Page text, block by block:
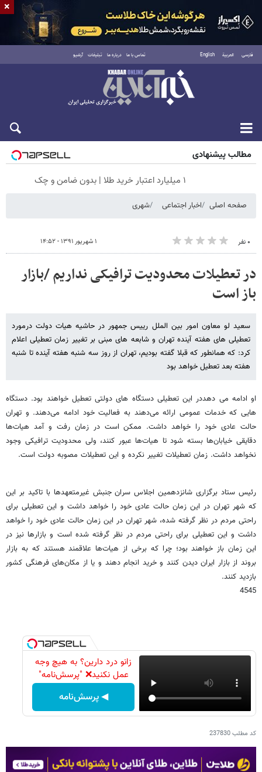
فارسی العربية English تماس با ما درباره ما تبلیغات آرشیو
شنبه ۱۷ مرداد ۱۴۰۵
مطالب پیشنهادی
۱ میلیارد اعتبار خرید طلا | بدون ضامن و چک
صفحه اصلی اخبار اجتماعی شهری
۰ نفر ۱ شهریور ۱۳۹۱ - ۱۴:۵۲
در تعطیلات محدودیت ترافیکی نداریم /بازار
باز است
سعید لو معاون امور بین الملل رییس جمهور در حاشیه هیات دولت درمورد
تعطیلی های هفته آینده تهران و شابعه های مبنی بر تغییر زمان تعطیلی اعلام
کرد: که همانطور که قبلا گفته بودیم، تهران از روز سه شنبه هفته آینده تا شنبه
هفته بعد تعطیل خواهد بود
او ادامه می دهددر این تعطیلی دستگاه های دولتی تعطیل خواهند بود. دستگاه
هایی که خدمات عمومی ارائه می‌دهند به فعالیت خود ادامه می‌دهند. و تهران
حالت عادی خود را خواهد داشت. ممکن است در زمان رفت و آمد هیات‌ها
دقایقی خیابان‌ها بسته شود تا هیات‌ها عبور کنند، ولی محدودیت ترافیکی وجود
نخواهد داشت. زمان تعطیلات تغییر نکرده و این تعطیلات مصوبه دولت است.
رئیس ستاد برگزاری شانزدهمین اجلاس سران جنبش غیرمتعهدها با تاکید بر این
که شهر تهران در این زمان حالت عادی خود را خواهد داشت و این تعطیلی برای
راحتی مردم در نظر گرفته شده، شهر تهران در این زمان حالت عادی خود را خواهد
داشت و این تعطیلی برای راحتی مردم در نظر گرفته شده است و بازارها نیز در
این زمان باز خواهند بود؛ چرا که برخی از هیات‌ها علاقمند هستند که به بازار
بروند از بازار ایران دیدن کنند و خرید انجام دهند و یا از مکان‌های فرهنگی کشور
بازدید کنند.
4545
زانو درد دارین؟ به هیچ وجه
عمل نکنید❌ "پرسش‌نامه"
◀ پرسش‌نامه
کد مطلب237830
×